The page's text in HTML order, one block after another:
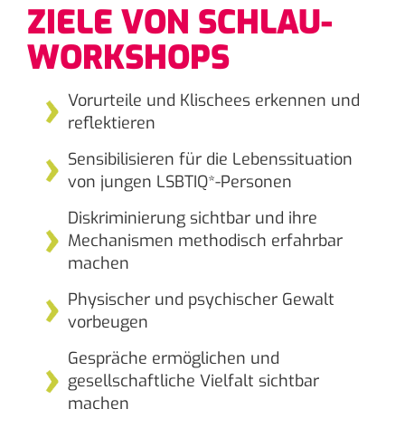
ZIELE VON SCHLAU-
WORKSHOPS
Vorurteile und Klischees erkennen und
reflektieren
Sensibilisieren für die Lebenssituation
von jungen LSBTIQ*-Personen
Diskriminierung sichtbar und ihre
Mechanismen methodisch erfahrbar
machen
Physischer und psychischer Gewalt
vorbeugen
Gespräche ermöglichen und
gesellschaftliche Vielfalt sichtbar
machen